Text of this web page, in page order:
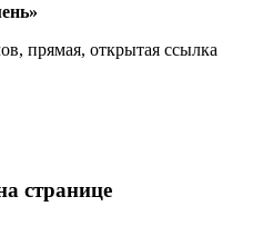
прямая, открытая ссылка
странице